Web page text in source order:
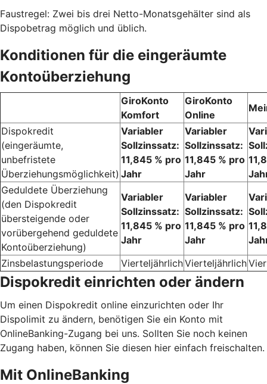
Faustregel: Zwei bis drei Netto-Monatsgehälter sind als
Dispobetrag möglich und üblich.
Konditionen für die eingeräumte
Kontoüberziehung
GiroKonto
Komfort
GiroKonto
Online
Dispokredit
(eingeräumte,
unbefristete
Überziehungsmöglichkeit)
Variabler
Sollzinssatz:
11,845 % pro
Jahr
Variabler
Sollzinssatz:
11,845 % pro
Jahr
Geduldete Überziehung
(den Dispokredit
übersteigende oder
vorübergehend geduldete
Kontoüberziehung)
Variabler
Sollzinssatz:
11,845 % pro
Jahr
Variabler
Sollzinssatz:
11,845 % pro
Jahr
Zinsbelastungsperiode
VierteljährlichVierteljährlich
Dispokredit einrichten oder ändern
Um einen Dispokredit online einzurichten oder Ihr
Dispolimit zu ändern, benötigen Sie ein Konto mit
OnlineBanking-Zugang bei uns. Sollten Sie noch keinen
Zugang haben, können Sie diesen hier einfach freischalten.
Mit OnlineBanking